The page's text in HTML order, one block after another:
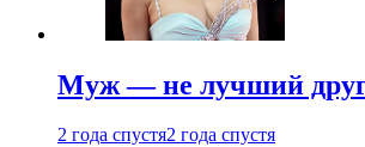
Муж — не лучший друг:
2 года спустя2 года спустя